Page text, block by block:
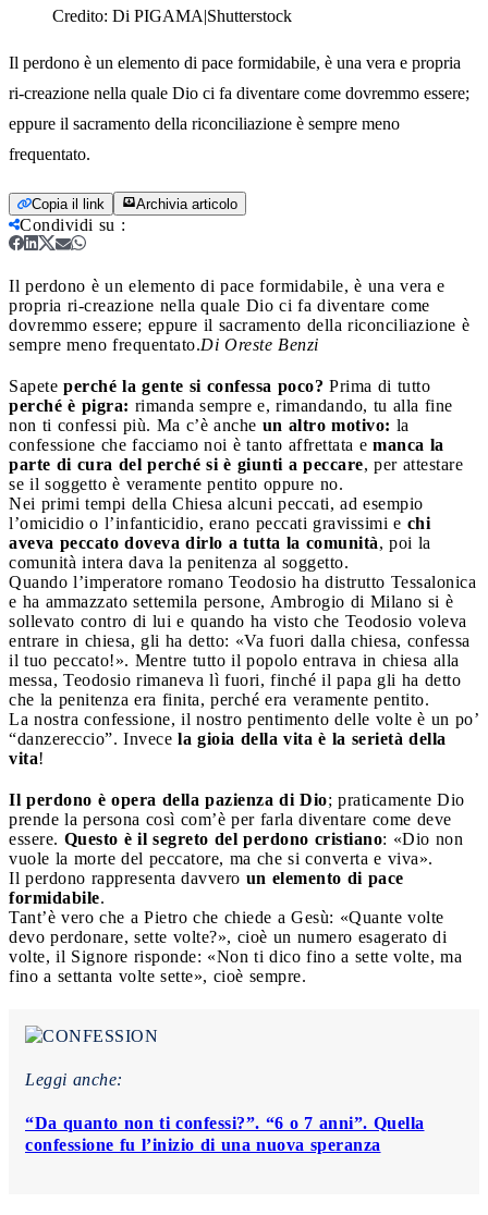
Credito: Di PIGAMA|Shutterstock
Il perdono è un elemento di pace formidabile, è una vera e propria
ri-creazione nella quale Dio ci fa diventare come dovremmo essere;
eppure il sacramento della riconciliazione è sempre meno
frequentato.
Copia il link Archivia articolo
Condividi su :
Il perdono è un elemento di pace formidabile, è una vera e
propria ri-creazione nella quale Dio ci fa diventare come
dovremmo essere; eppure il sacramento della riconciliazione è
sempre meno frequentato.Di Oreste Benzi
Sapete perché la gente si confessa poco? Prima di tutto
perché è pigra: rimanda sempre e, rimandando, tu alla fine
non ti confessi più. Ma c’è anche un altro motivo: la
confessione che facciamo noi è tanto affrettata e manca la
parte di cura del perché si è giunti a peccare, per attestare
se il soggetto è veramente pentito oppure no.
Nei primi tempi della Chiesa alcuni peccati, ad esempio
l’omicidio o l’infanticidio, erano peccati gravissimi e chi
aveva peccato doveva dirlo a tutta la comunità, poi la
comunità intera dava la penitenza al soggetto.
Quando l’imperatore romano Teodosio ha distrutto Tessalonica
e ha ammazzato settemila persone, Ambrogio di Milano si è
sollevato contro di lui e quando ha visto che Teodosio voleva
entrare in chiesa, gli ha detto: «Va fuori dalla chiesa, confessa
il tuo peccato!». Mentre tutto il popolo entrava in chiesa alla
messa, Teodosio rimaneva lì fuori, finché il papa gli ha detto
che la penitenza era finita, perché era veramente pentito.
La nostra confessione, il nostro pentimento delle volte è un po’
“danzereccio”. Invece la gioia della vita è la serietà della
vita!
Il perdono è opera della pazienza di Dio; praticamente Dio
prende la persona così com’è per farla diventare come deve
essere. Questo è il segreto del perdono cristiano: «Dio non
vuole la morte del peccatore, ma che si converta e viva».
Il perdono rappresenta davvero un elemento di pace
formidabile.
Tant’è vero che a Pietro che chiede a Gesù: «Quante volte
devo perdonare, sette volte?», cioè un numero esagerato di
volte, il Signore risponde: «Non ti dico fino a sette volte, ma
fino a settanta volte sette», cioè sempre.
Leggi anche:
“Da quanto non ti confessi?”. “6 o 7 anni”. Quella
confessione fu l’inizio di una nuova speranza